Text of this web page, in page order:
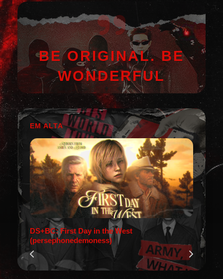
BE ORIGINAL. BE
WONDERFUL
EM ALTA
DS+BC: First Day in the West
(persephonedemoness)